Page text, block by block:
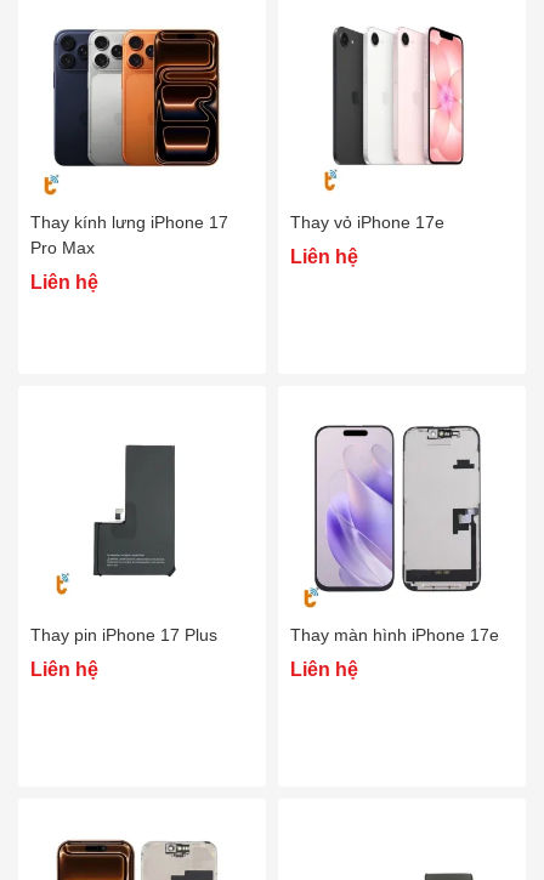
Thay kính lưng iPhone 17
Pro Max
Liên hệ
Thay vỏ iPhone 17e
Liên hệ
Thay pin iPhone 17 Plus
Liên hệ
Thay màn hình iPhone 17e
Liên hệ